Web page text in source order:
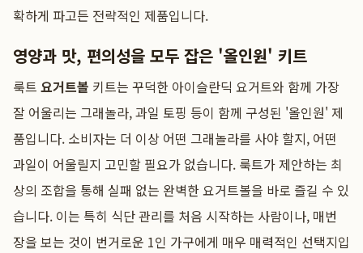
확하게 파고든 전략적인 제품입니다.
영양과 맛, 편의성을 모두 잡은 '올인원' 키트
룩트 요거트볼 키트는 꾸덕한 아이슬란딕 요거트와 함께 가장
잘 어울리는 그래놀라, 과일 토핑 등이 함께 구성된 '올인원' 제
품입니다. 소비자는 더 이상 어떤 그래놀라를 사야 할지, 어떤
과일이 어울릴지 고민할 필요가 없습니다. 룩트가 제안하는 최
상의 조합을 통해 실패 없는 완벽한 요거트볼을 바로 즐길 수 있
습니다. 이는 특히 식단 관리를 처음 시작하는 사람이나, 매번
장을 보는 것이 번거로운 1인 가구에게 매우 매력적인 선택지입